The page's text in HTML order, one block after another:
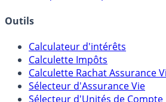
Banques & Comptes rémunérés
Outils
Calculateur d'intérêts
Calculette Impôts
Calculette Rachat Assurance Vie